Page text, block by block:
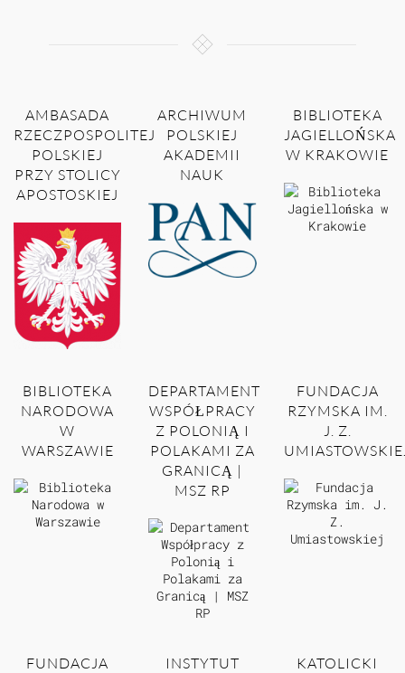
AMBASADA
RZECZPOSPOLITEJ
POLSKIEJ
PRZY STOLICY
APOSTOSKIEJ
ARCHIWUM
POLSKIEJ
AKADEMII
NAUK
BIBLIOTEKA
JAGIELLOŃSKA
W KRAKOWIE
BIBLIOTEKA
NARODOWA
W
WARSZAWIE
DEPARTAMENT
WSPÓŁPRACY
Z POLONIĄ I
POLAKAMI ZA
GRANICĄ |
MSZ RP
FUNDACJA
RZYMSKA IM.
J. Z.
FUNDACJA
INSTYTUT
KATOLICKI